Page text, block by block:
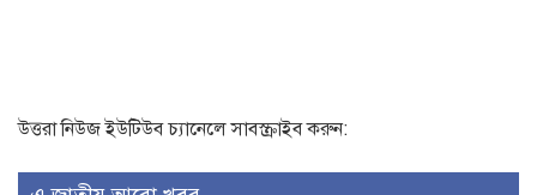
উত্তরা নিউজ ইউটিউব চ্যানেলে সাবস্ক্রাইব করুন: